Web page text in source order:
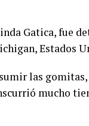
Gatica, fue
Estados
las
mucho